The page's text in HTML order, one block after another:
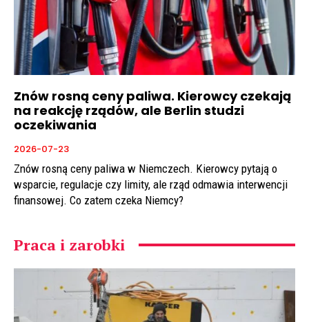
Znów rosną ceny paliwa. Kierowcy czekają
na reakcję rządów, ale Berlin studzi
oczekiwania
2026-07-23
Znów rosną ceny paliwa w Niemczech. Kierowcy pytają o
wsparcie, regulacje czy limity, ale rząd odmawia interwencji
finansowej. Co zatem czeka Niemcy?
Praca i zarobki